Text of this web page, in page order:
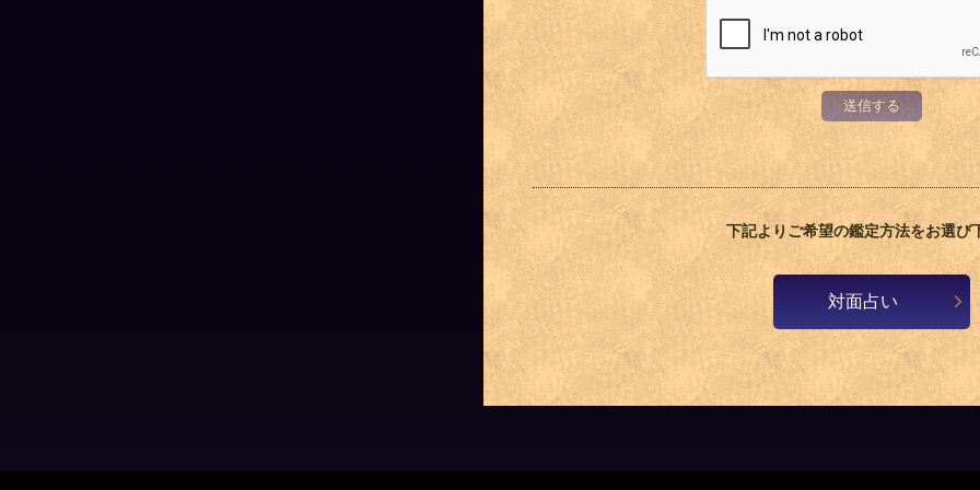
送信する
下記よりご希望の鑑定方法をお選び
対面占い